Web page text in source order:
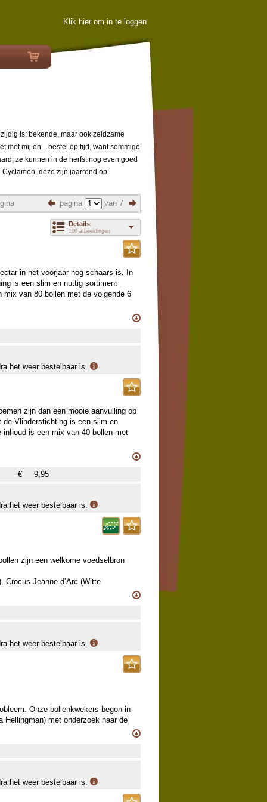
Klik hier om in te loggen
is: bekende, maar ook zeldzame
met mij en... bestel op tijd, want sommige
ze kunnen in de herfst nog even goed
Cyclamen, deze zijn jaarrond op
pagina van 7
Details
100 afbeeldingen
in het voorjaar nog schaars is. In
is een slim en nuttig sortiment
van 80 bollen met de volgende 6
het weer bestelbaar is.
zijn dan een mooie aanvulling op
de Vlinderstichting is een slim en
is een mix van 40 bollen met
€
9,95
het weer bestelbaar is.
zijn een welkome voedselbron
Crocus Jeanne d’Arc (Witte
Crocus King of the Striped (Blauw-
Puschkinia libanotica
Sailboat (wit-geel Botanische
het weer bestelbaar is.
Onze bollenkwekers begon in
Hellingman) met onderzoek naar de
van de natuurlijke vijanden van de
rond de eikenbomen.
krokussen, blauwe druifjes,
en de koolmees gelokt,
het weer bestelbaar is.